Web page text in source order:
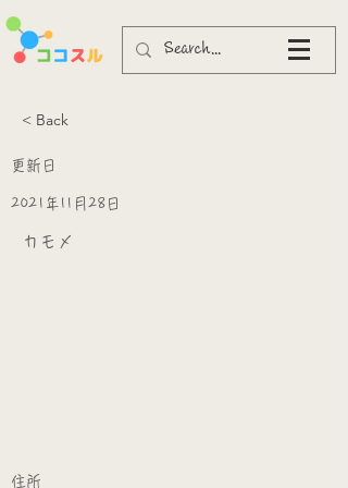
< Back
更新日
2021年11月28日
カモメ
​ ​住所